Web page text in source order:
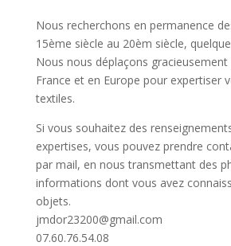
Nous recherchons en permanence
15ème siècle au 20èm siècle,
Nous nous déplaçons
France et en Europe pour expertiser
textiles.
Si vous souhaitez des
expertises, vous pouvez prendre
par mail, en nous transmettant des
informations dont vous avez
objets.
jmdor23200@gmail.com
07.60.76.54.08